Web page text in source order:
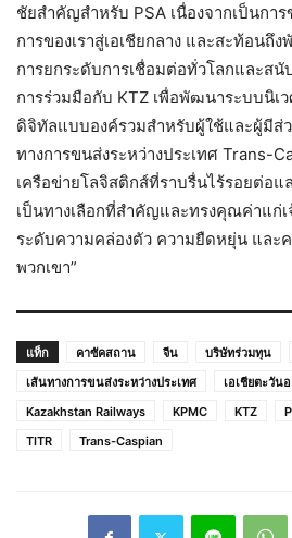
ชัยสำคัญสำหรับ PSA เนื่องจากเป็นกา
การของเราสู่เอเชียกลาง และสะท้อนถึ
การยกระดับการเชื่อมต่อทั่วโลกและส
การร่วมมือกับ KTZ เพื่อพัฒนาระบบนิเ
ดิจิทัลแบบองค์รวมสำหรับผู้ใช้และผู้มีส่
ทางการขนส่งระหว่างประเทศ Trans-
เครือข่ายโลจิสติกส์ที่ราบรื่นไร้รอยต่อแ
เป็นทางเลือกที่สำคัญและทรงคุณค่าแก่
ระดับความคล่องตัว ความยืดหยุ่น และ
พวกเขา”
แท็ก คาซัคสถาน จีน บริษัทร่วมทุน
เส้นทางการขนส่งระหว่างประเทศ
เอเชียตะวัน
Kazakhstan Railways
KPMC KTZ
TITR
Trans-Caspian